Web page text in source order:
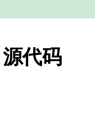
代码